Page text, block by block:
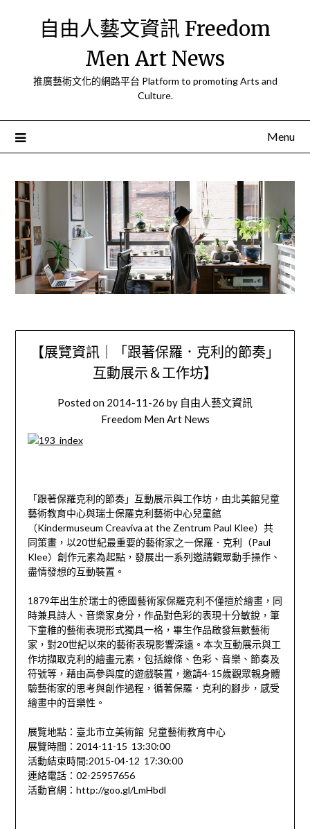
自由人藝文資訊 Freedom
Men Art News
推廣藝術文化的網路平台 Platform to promoting Arts and
Culture.
Menu
【展覽資訊｜「跟著保羅．克利的節奏」
互動展示＆工作坊】
Posted on 2014-11-26 by 自由人藝文資訊
Freedom Men Art News
「跟著保羅克利的節奏」互動展示與工作坊，由北美館兒童
藝術教育中心與瑞士保羅克利藝術中心兒童館
（Kindermuseum Creaviva at the Zentrum Paul Klee）共
同策畫，以20世紀最重要的藝術家之一保羅．克利（Paul
Klee）創作元素為起點，發展出一系列邀請觀眾動手操作、
盡情發想的互動裝置。
1879年出生於瑞士的德國藝術家保羅克利不僅擅於繪畫，同
時兼具詩人、音樂家身分，作品對色彩的表現十分敏銳，筆
下童稚的藝術表現形式獨具一格，畢生作品啟發無數藝術
家，對20世紀以來的藝術表現影響深遠。本次互動展示與工
作坊擷取克利的繪畫元素，包括線條、色彩、音樂、節奏及
符號等，藉由高參與度的遊戲裝置，邀請4-15歲觀眾親身體
驗藝術家的思考與創作過程，循著保羅．克利的腳步，感受
繪畫中的音樂性。
展覽地點：臺北市立美術館 兒童藝術教育中心
展覽時間：2014-11-15 13:30:00
活動結束時間:2015-04-12 17:30:00
連絡電話：02-25957656
活動官網：http://goo.gl/LmHbdl